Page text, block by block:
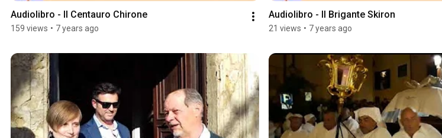
Audiolibro - Il Centauro Chirone
159 views • 7 years ago
Audiolibro - Il Brigante Skiron
21 views • 7 years ago